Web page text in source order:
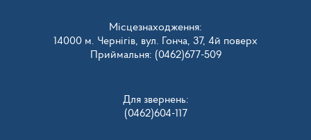
Місцезнаходження:
14000 м. Чернігів, вул. Гонча, 37, 4й поверх
Приймальня: (0462)677-509
Для звернень:
(0462)604-117